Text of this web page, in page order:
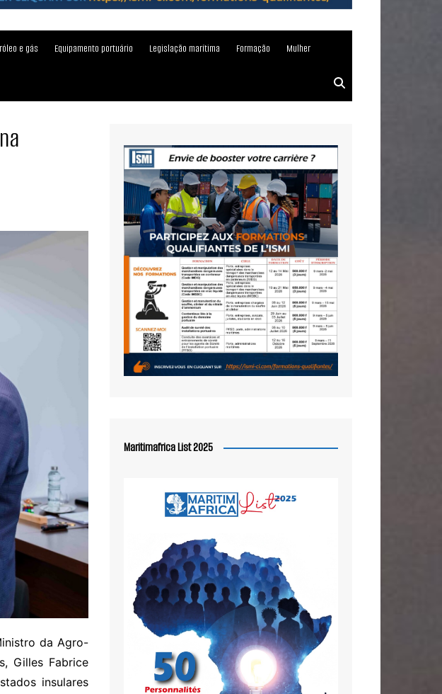
e gás Equipamento portuário Legislação marítima Formação Mulher
da Agro-
Gilles Fabrice
insulares
Maritimafrica List 2025